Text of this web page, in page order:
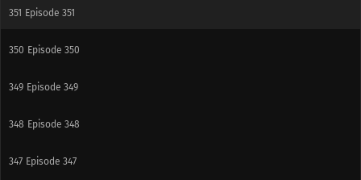
351 Episode 351
350 Episode 350
349 Episode 349
348 Episode 348
347 Episode 347